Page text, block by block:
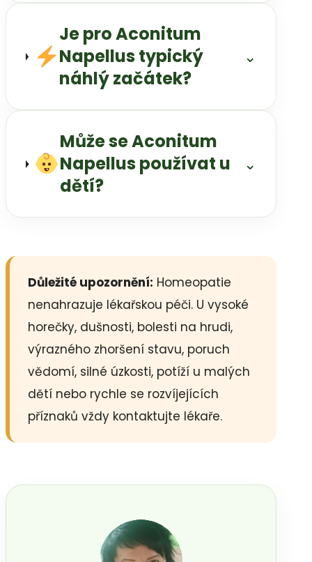
Je pro Aconitum
Napellus typický
náhlý začátek?
⌄
Může se Aconitum
Napellus používat u
dětí?
⌄
Důležité upozornění: Homeopatie
nenahrazuje lékařskou péči. U vysoké
horečky, dušnosti, bolesti na hrudi,
výrazného zhoršení stavu, poruch
vědomí, silné úzkosti, potíží u malých
dětí nebo rychle se rozvíjejících
příznaků vždy kontaktujte lékaře.